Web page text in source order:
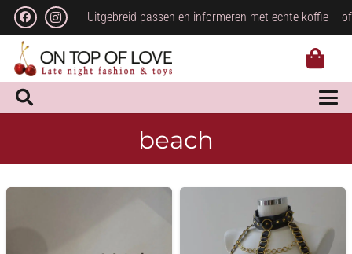
Uitgebreid passen en informeren met echte koffie –
beach